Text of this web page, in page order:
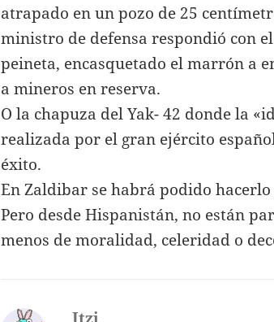
atrapado en un pozo de 25
ministro de defensa respondió con
peineta, encasquetado el marrón a
a mineros en reserva.
O la chapuza del Yak- 42 donde la
realizada por el gran ejército
éxito.
En Zaldibar se habrá podido
Pero desde Hispanistán, no están
menos de moralidad, celeridad o